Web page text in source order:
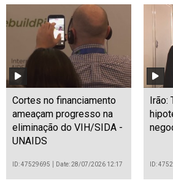
Cortes no financiamento
ameaçam progresso na
eliminação do VIH/SIDA -
UNAIDS
ID: 47529695 Date: 28/07/2026 12:17
Irão:
ID: